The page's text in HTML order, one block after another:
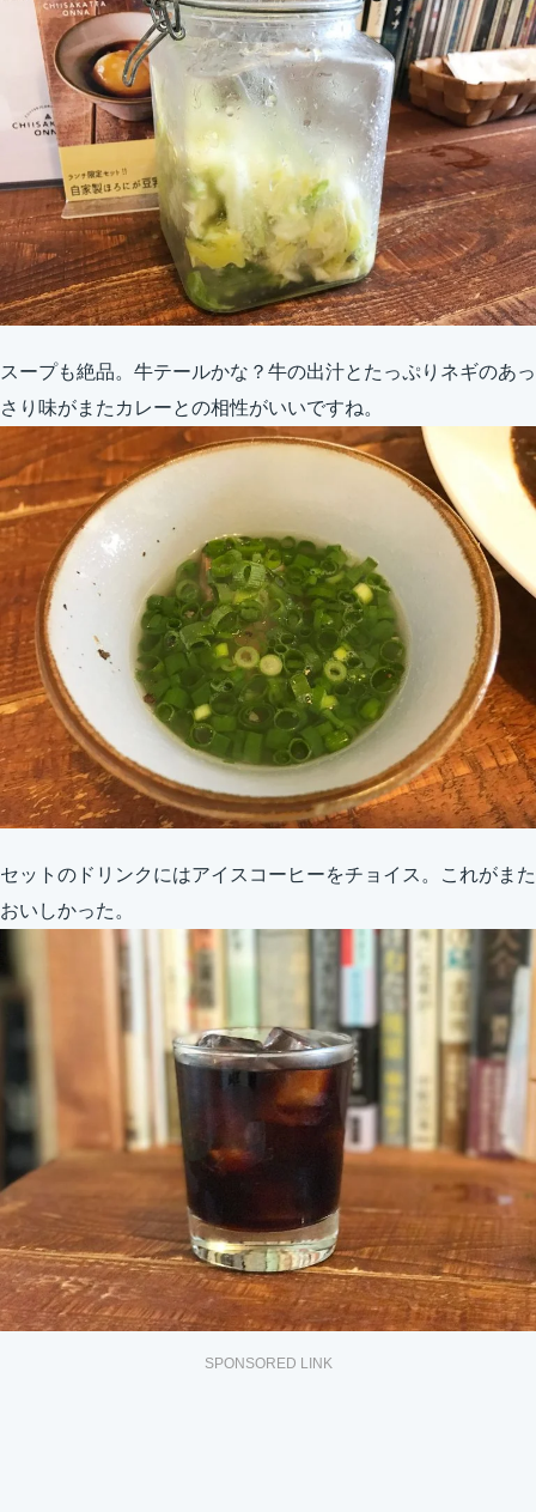
スープも絶品。牛テールかな？牛の出汁とたっぷりネギのあっ
さり味がまたカレーとの相性がいいですね。
セットのドリンクにはアイスコーヒーをチョイス。これがまた
おいしかった。
SPONSORED LINK